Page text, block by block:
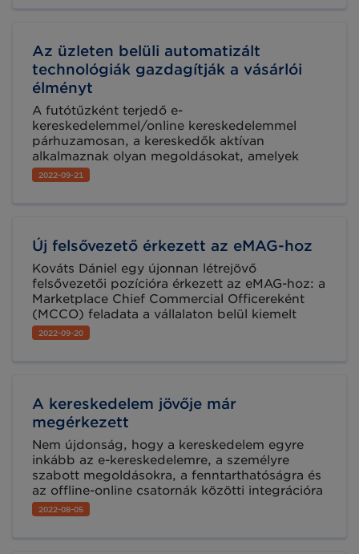
Az üzleten belüli automatizált
technológiák gazdagítják a vásárlói
élményt
A futótűzként terjedő e-
kereskedelemmel/online kereskedelemmel
párhuzamosan, a kereskedők aktívan
alkalmaznak olyan megoldásokat, amelyek
növelik a fizikai boltokban a vásárlók vásárlási
élményét és a márkákhoz kötik őket. Az
technológiailag fejlettebb személyes élményt
kínálnak az üzletükben, p.: virtuális
bemutatótermeket, okostükröket, önkiszolgáló
kioszkokat.
2022-09-21
Új felsővezető érkezett az eMAG-hoz
Kováts Dániel egy újonnan létrejövő
felsővezetői pozícióra érkezett az eMAG-hoz: a
Marketplace Chief Commercial Officereként
(MCCO) feladata a vállalaton belül kiemelt
fókuszterületnek számító Marketplace vagy
piactér üzletág további stratégiai szinten való
partnerek bevonásában látja növekedésének
fő motorját.
2022-09-20
A kereskedelem jövője már
megérkezett
Nem újdonság, hogy a kereskedelem egyre
inkább az e-kereskedelemre, a személyre
szabott megoldásokra, a fenntarthatóságra és
az offline-online csatornák közötti integrációra
összpontosít. A kereskedők már jó ideje a
digitálisan támogatott jövőben gondolkodnak,
2022-08-05